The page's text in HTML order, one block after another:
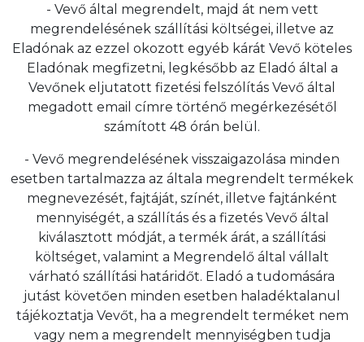
- Vevő által megrendelt, majd át nem vett
megrendelésének szállítási költségei, illetve az
Eladónak az ezzel okozott egyéb kárát Vevő köteles
Eladónak megfizetni, legkésőbb az Eladó által a
Vevőnek eljutatott fizetési felszólítás Vevő által
megadott email címre történő megérkezésétől
számított 48 órán belül.
- Vevő megrendelésének visszaigazolása minden
esetben tartalmazza az általa megrendelt termékek
megnevezését, fajtáját, színét, illetve fajtánként
mennyiségét, a szállítás és a fizetés Vevő által
kiválasztott módját, a termék árát, a szállítási
költséget, valamint a Megrendelő által vállalt
várható szállítási határidőt. Eladó a tudomására
jutást követően minden esetben haladéktalanul
tájékoztatja Vevőt, ha a megrendelt terméket nem
vagy nem a megrendelt mennyiségben tudja